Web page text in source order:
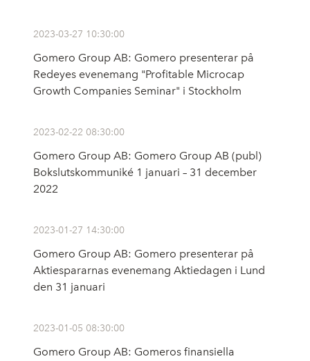
2023-03-27 10:30:00
Gomero Group AB: Gomero presenterar på
Redeyes evenemang "Profitable Microcap
Growth Companies Seminar" i Stockholm
2023-02-22 08:30:00
Gomero Group AB: Gomero Group AB (publ)
Bokslutskommuniké 1 januari – 31 december
2022
2023-01-27 14:30:00
Gomero Group AB: Gomero presenterar på
Aktiespararnas evenemang Aktiedagen i Lund
den 31 januari
2023-01-05 08:30:00
Gomero Group AB: Gomeros finansiella